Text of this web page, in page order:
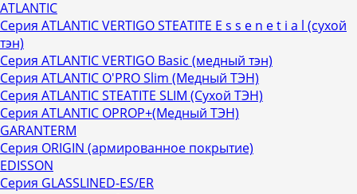
ATLANTIC
Серия ATLANTIC VERTIGO STEATITE E s s e n е t i a l (сухой
тэн)
Серия ATLANTIC VERTIGO Basic (медный тэн)
Серия ATLANTIC O'PRO Slim (Медный ТЭН)
Серия ATLANTIC STEATITE SLIM (Сухой ТЭН)
Серия ATLANTIC OPROP+(Медный ТЭН)
GARANTERM
Серия ORIGIN (армированное покрытие)
EDISSON
Серия GLASSLINED-ES/ER